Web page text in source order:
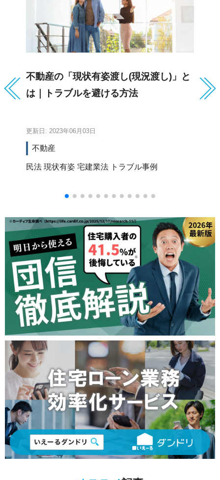
不動産の「現状有姿渡し(現況渡し)」と
は｜トラブルを避ける方法
更新日: 2023年06月03日
不動産
民法 現状有姿 宅建業法 トラブル事例
分